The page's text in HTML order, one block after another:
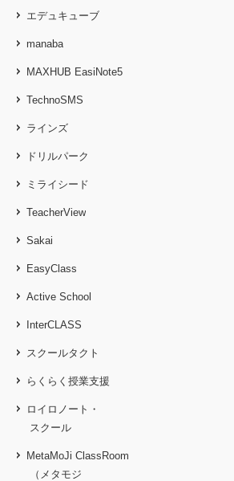
エデュキューブ
manaba
MAXHUB EasiNote5
TechnoSMS
ラインズ
ドリルパーク
ミライシード
TeacherView
Sakai
EasyClass
Active School
InterCLASS
スクールタクト
らくらく授業支援
ロイロノート・
スクール
MetaMoJi ClassRoom
（メタモジ